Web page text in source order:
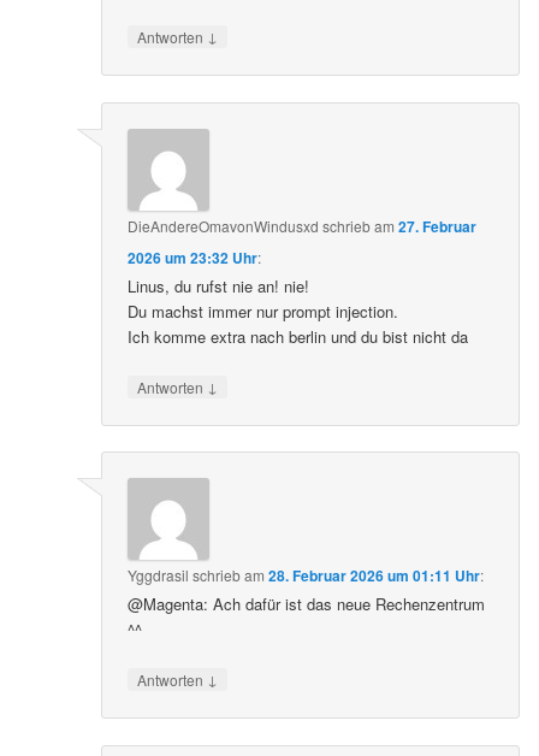
Antworten ↓
DieAndereOmavonWindusxd schriebam27. Februar
2026 um 23:32 Uhr:
Linus, du rufst nie an! nie!
Du machst immer nur prompt injection.
Ich komme extra nach berlin und du bist nicht da
Antworten ↓
Yggdrasil schriebam28. Februar 2026 um 01:11 Uhr:
@Magenta: Ach dafür ist das neue Rechenzentrum
^^
Antworten ↓